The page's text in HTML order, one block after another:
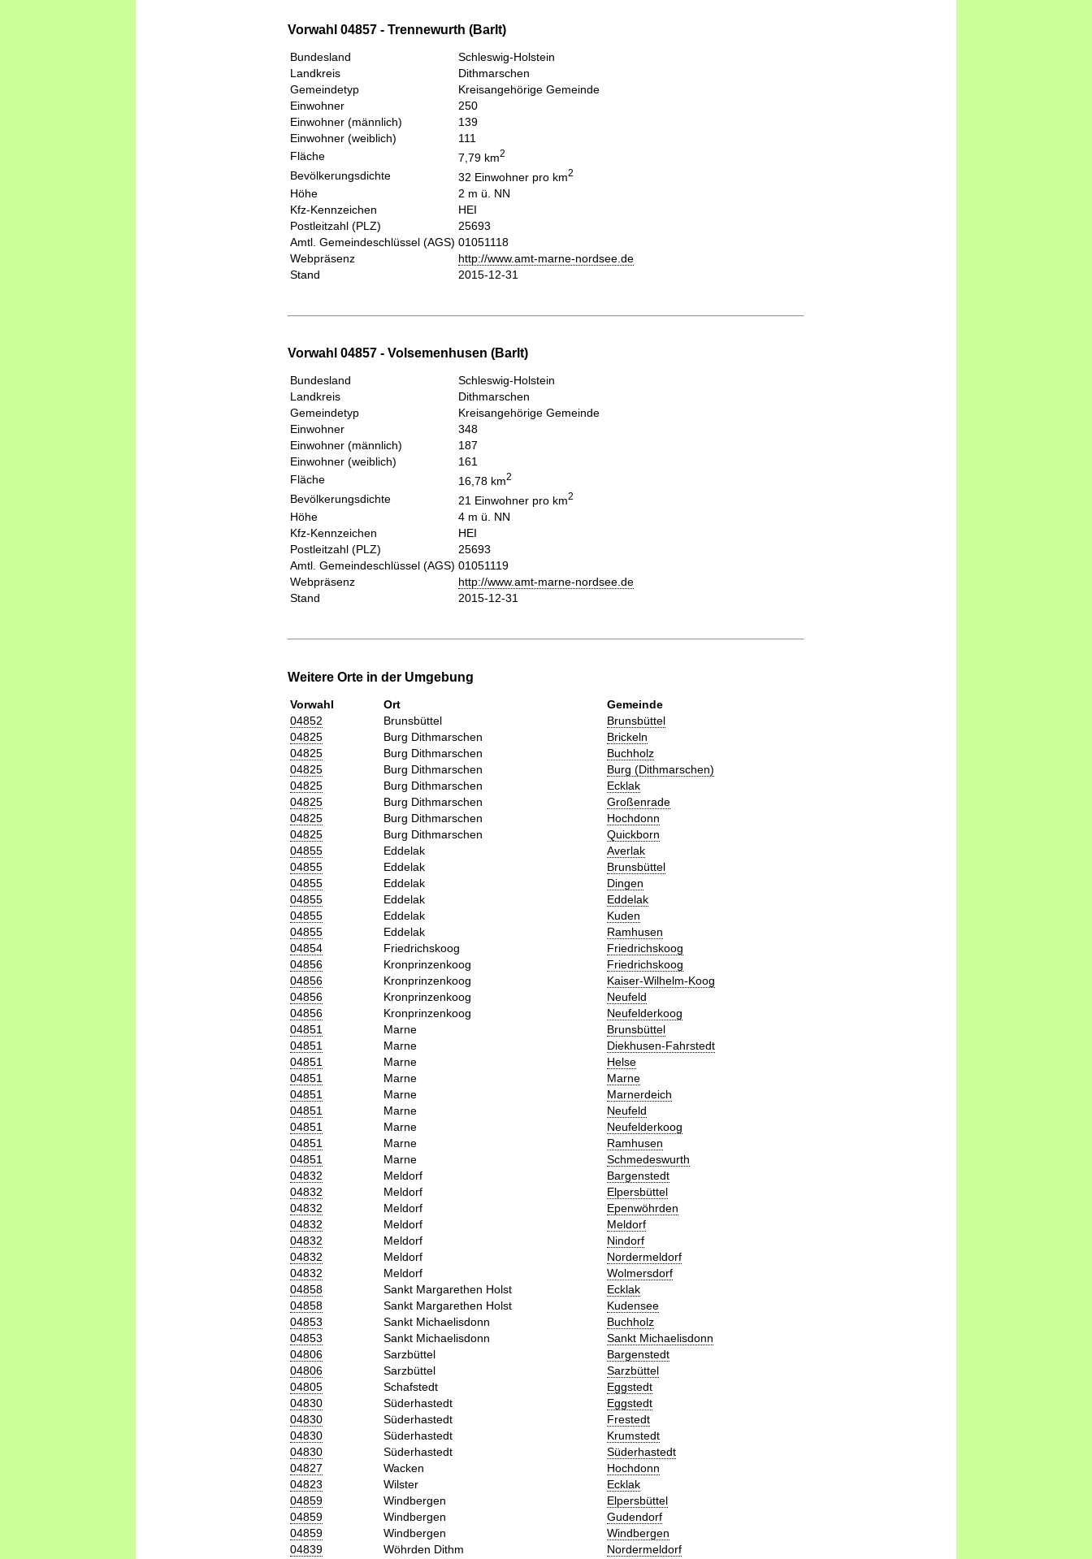
Vorwahl 04857 - Trennewurth (Barlt)
Bundesland
Schleswig-Holstein
Landkreis
Dithmarschen
Gemeindetyp
Kreisangehörige Gemeinde
Einwohner
250
Einwohner (männlich)
139
Einwohner (weiblich)
111
Fläche
7,79 km2
Bevölkerungsdichte 32 Einwohner pro km2
Höhe
2 m ü. NN
Kfz-Kennzeichen
HEI
Postleitzahl (PLZ)
25693
Amtl. Gemeindeschlüssel (AGS) 01051118
Webpräsenz
http://www.amt-marne-nordsee.de
Stand
2015-12-31
Vorwahl 04857 - Volsemenhusen (Barlt)
Bundesland
Schleswig-Holstein
Landkreis
Dithmarschen
Gemeindetyp
Kreisangehörige Gemeinde
Einwohner
348
Einwohner (männlich)
187
Einwohner (weiblich)
161
Fläche
16,78 km2
Bevölkerungsdichte 21 Einwohner pro km2
Höhe
4 m ü. NN
Kfz-Kennzeichen
HEI
Postleitzahl (PLZ)
25693
Amtl. Gemeindeschlüssel (AGS) 01051119
Webpräsenz
http://www.amt-marne-nordsee.de
Stand
2015-12-31
Weitere Orte in der Umgebung
Vorwahl Ort
Gemeinde
04852
Brunsbüttel
Brunsbüttel
04825
Burg Dithmarschen
Brickeln
04825
Burg Dithmarschen
Buchholz
04825
Burg Dithmarschen
Burg (Dithmarschen)
04825
Burg Dithmarschen
Ecklak
04825
Burg Dithmarschen
Großenrade
04825
Burg Dithmarschen
Hochdonn
04825
Burg Dithmarschen
Quickborn
04855
Eddelak
Averlak
04855
Eddelak
Brunsbüttel
04855
Eddelak
Dingen
04855
Eddelak
Eddelak
04855
Eddelak
Kuden
04855
Eddelak
Ramhusen
04854
Friedrichskoog
Friedrichskoog
04856
Kronprinzenkoog
Friedrichskoog
04856
Kronprinzenkoog
Kaiser-Wilhelm-Koog
04856
Kronprinzenkoog
Neufeld
04856
Kronprinzenkoog
Neufelderkoog
04851
Marne
Brunsbüttel
04851
Marne
Diekhusen-Fahrstedt
04851
Marne
Helse
04851
Marne
Marne
04851
Marne
Marnerdeich
04851
Marne
Neufeld
04851
Marne
Neufelderkoog
04851
Marne
Ramhusen
04851
Marne
Schmedeswurth
04832
Meldorf
Bargenstedt
04832
Meldorf
Elpersbüttel
04832
Meldorf
Epenwöhrden
04832
Meldorf
Meldorf
04832
Meldorf
Nindorf
04832
Meldorf
Nordermeldorf
04832
Meldorf
Wolmersdorf
04858
Sankt Margarethen Holst
Ecklak
04858
Sankt Margarethen Holst
Kudensee
04853
Sankt Michaelisdonn
Buchholz
04853
Sankt Michaelisdonn
Sankt Michaelisdonn
04806
Sarzbüttel
Bargenstedt
04806
Sarzbüttel
Sarzbüttel
04805
Schafstedt
Eggstedt
04830
Süderhastedt
Eggstedt
04830
Süderhastedt
Frestedt
04830
Süderhastedt
Krumstedt
04830
Süderhastedt
Süderhastedt
04827
Wacken
Hochdonn
04823
Wilster
Ecklak
04859
Windbergen
Elpersbüttel
04859
Windbergen
Gudendorf
04859
Windbergen
Windbergen
04839
Wöhrden Dithm Nordermeldorf